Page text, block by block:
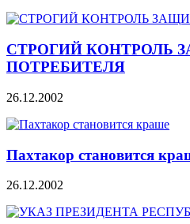
СТРОГИЙ КОНТРОЛЬ
ПОТРЕБИТЕЛЯ
26.12.2002
Пахтакор становится
26.12.2002